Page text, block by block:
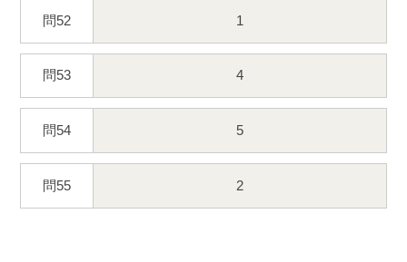
問52 1
問53 4
問54 5
問55 2